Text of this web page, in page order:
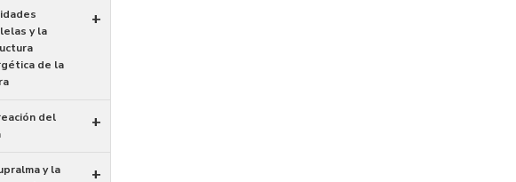
y la
de la
+
del
+
y la
+